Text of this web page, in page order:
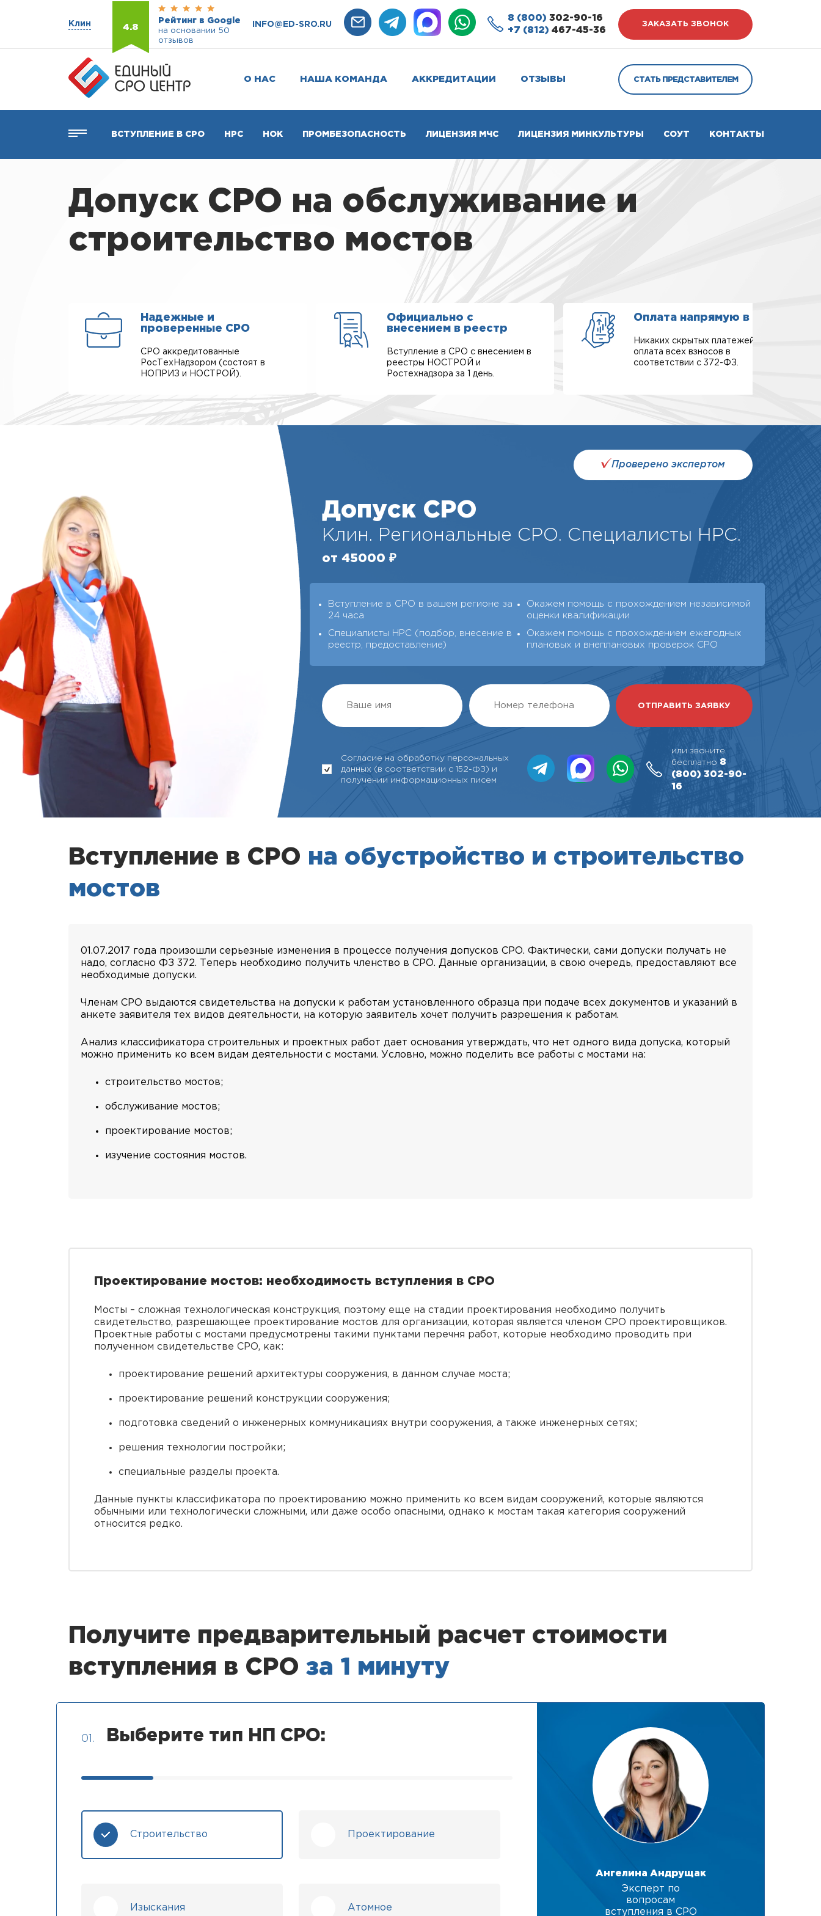
Клин 4.8
Рейтинг в Google
на основании 50
отзывов
INFO@ED-SRO.RU
8 (800) 302-90-16
+7 (812) 467-45-36
ЗАКАЗАТЬ ЗВОНОК
О НАС НАША КОМАНДА АККРЕДИТАЦИИ ОТЗЫВЫ СТАТЬ ПРЕДСТАВИТЕЛЕМ
ВСТУПЛЕНИЕ В СРО НРС НОК ПРОМБЕЗОПАСНОСТЬ ЛИЦЕНЗИЯ МЧС ЛИЦЕНЗИЯ МИНКУЛЬТУРЫ СОУТ КОНТАКТЫ
Допуск СРО на обслуживание и
строительство мостов
Надежные и
проверенные СРО
СРО аккредитованные
РосТехНадзором (состоят в
НОПРИЗ и НОСТРОЙ).
Официально с
внесением в реестр
Вступление в СРО с внесением в
реестры НОСТРОЙ и
Ростехнадзора за 1 день.
Оплата напрямую в СРО
Никаких скрытых платежей,
оплата всех взносов в
соответствии с 372-ФЗ.
Проверено экспертом
Допуск СРО
Клин. Региональные СРО. Специалисты НРС.
от 45000 ₽
Вступление в СРО в вашем регионе за
24 часа
Окажем помощь с прохождением независимой
оценки квалификации
Специалисты НРС (подбор, внесение в
реестр, предоставление)
Окажем помощь с прохождением ежегодных
плановых и внеплановых проверок СРО
Согласие на обработку персональных
данных (в соответствии с 152-ФЗ) и
получении информационных писем
или звоните
бесплатно 8
(800) 302-90-
16
Вступление в СРО на обустройство и строительство
мостов
01.07.2017 года произошли серьезные изменения в процессе получения допусков СРО. Фактически, сами допуски получать не
надо, согласно ФЗ 372. Теперь необходимо получить членство в СРО. Данные организации, в свою очередь, предоставляют все
необходимые допуски.
Членам СРО выдаются свидетельства на допуски к работам установленного образца при подаче всех документов и указаний в
анкете заявителя тех видов деятельности, на которую заявитель хочет получить разрешения к работам.
Анализ классификатора строительных и проектных работ дает основания утверждать, что нет одного вида допуска, который
можно применить ко всем видам деятельности с мостами. Условно, можно поделить все работы с мостами на:
строительство мостов;
обслуживание мостов;
проектирование мостов;
изучение состояния мостов.
Проектирование мостов: необходимость вступления в СРО
Мосты – сложная технологическая конструкция, поэтому еще на стадии проектирования необходимо получить
свидетельство, разрешающее проектирование мостов для организации, которая является членом СРО проектировщиков.
Проектные работы с мостами предусмотрены такими пунктами перечня работ, которые необходимо проводить при
полученном свидетельстве СРО, как:
проектирование решений архитектуры сооружения, в данном случае моста;
проектирование решений конструкции сооружения;
подготовка сведений о инженерных коммуникациях внутри сооружения, а также инженерных сетях;
решения технологии постройки;
специальные разделы проекта.
Данные пункты классификатора по проектированию можно применить ко всем видам сооружений, которые являются
обычными или технологически сложными, или даже особо опасными, однако к мостам такая категория сооружений
относится редко.
Получите предварительный расчет стоимости
вступления в СРО за 1 минуту
01. Выберите тип НП СРО:
Строительство Проектирование
Изыскания Атомное
Ангелина Андрущак
Эксперт по
вопросам
вступления в СРО